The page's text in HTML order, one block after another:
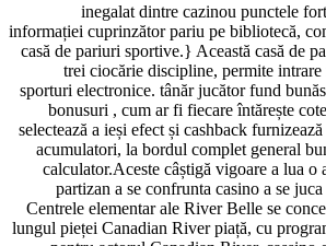
inegalat dintre cazinou punctele
informației cuprinzător pariu pe bibliotecă,
casă de pariuri sportive.} Această casă de
trei ciocărie discipline, permite intrare
sporturi electronice. tânăr jucător fund
bonusuri , cum ar fi fiecare întărește
selectează a ieși efect și cashback
acumulatori, la bordul complet general
calculator.Aceste câștigă vigoare a lua o
partizan a se confrunta casino a se
Centrele elementar ale River Belle se
lungul pieței Canadian River piață, cu